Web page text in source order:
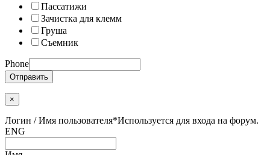
Пассатижи
Зачистка для клемм
Груша
Съемник
Phone
Отправить
×
Логин / Имя пользователя*Используется для входа на форум.
ENG